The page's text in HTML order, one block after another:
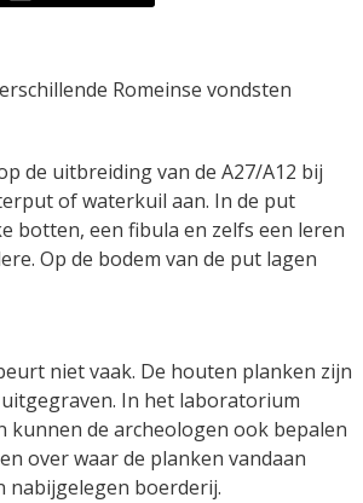
Romeinse vondsten
de uitbreiding van de A27/A12 bij
of waterkuil aan. In de put
botten, een fibula en zelfs een leren
Op de bodem van de put lagen
niet vaak. De houten planken zijn
In het laboratorium
kunnen de archeologen ook bepalen
over waar de planken vandaan
nabijgelegen boerderij.